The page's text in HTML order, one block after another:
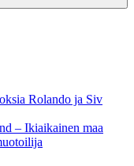
Rolando ja Siv
– Ikiaikainen maa